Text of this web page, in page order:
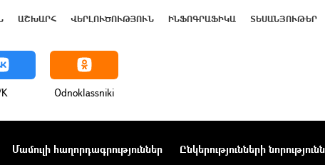
ԱՇԽԱՐՀ ՎԵՐԼՈՒԾՈՒԹՅՈՒՆ ԻՆՖՈԳՐԱՖԻԿԱ ՏԵՍԱՆՅՈՒԹԵՐ
Odnoklassniki
Մամուլի հաղորդագրություններ Ընկերությունների